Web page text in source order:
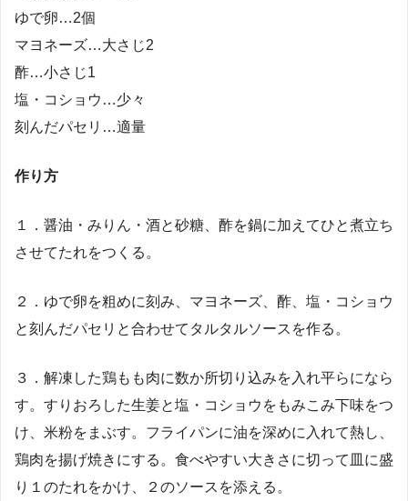
ゆで卵…2個
マヨネーズ…大さじ2
酢…小さじ1
塩・コショウ…少々
刻んだパセリ…適量
作り方
１．醤油・みりん・酒と砂糖、酢を鍋に加えてひと煮立ち
させてたれをつくる。
２．ゆで卵を粗めに刻み、マヨネーズ、酢、塩・コショウ
と刻んだパセリと合わせてタルタルソースを作る。
３．解凍した鶏もも肉に数か所切り込みを入れ平らになら
す。すりおろした生姜と塩・コショウをもみこみ下味をつ
け、米粉をまぶす。フライパンに油を深めに入れて熱し、
鶏肉を揚げ焼きにする。食べやすい大きさに切って皿に盛
り１のたれをかけ、２のソースを添える。